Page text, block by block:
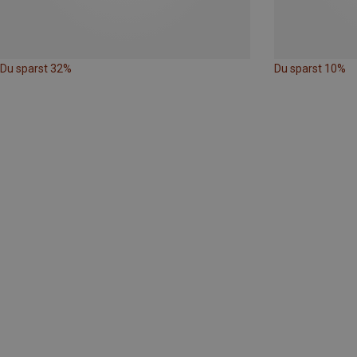
Du sparst 32% Du sparst 10%